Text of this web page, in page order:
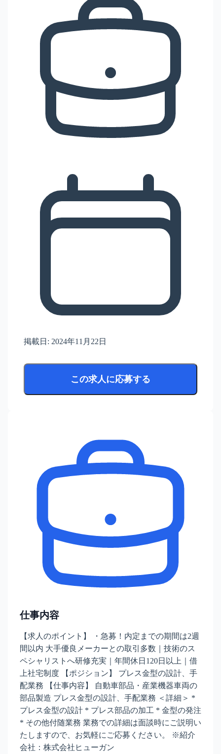
掲載日: 2024年11月22日
この求人に応募する
仕事内容
【求人のポイント】 ・急募！内定までの期間は2週
間以内 大手優良メーカーとの取引多数｜技術のス
ペシャリストへ研修充実｜年間休日120日以上｜借
上社宅制度 【ポジション】 プレス金型の設計、手
配業務 【仕事内容】 自動車部品・産業機器車両の
部品製造 プレス金型の設計、手配業務 ＜詳細＞ *
プレス金型の設計 * プレス部品の加工 * 金型の発注
* その他付随業務 業務での詳細は面談時にご説明い
たしますので、お気軽にご応募ください。 ※紹介
会社：株式会社ヒューガン